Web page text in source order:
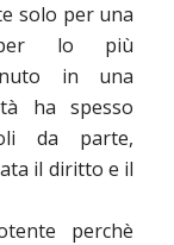
solo per una
per lo più
in una
ha spesso
da parte,
il diritto e il
perchè